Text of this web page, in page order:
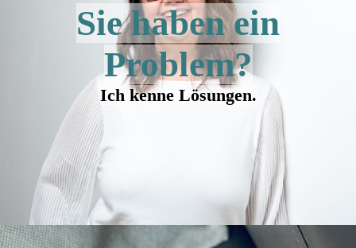
Sie haben ein
Problem?
Ich kenne Lösungen.